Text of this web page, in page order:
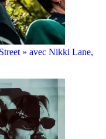
» avec Nikki Lane,